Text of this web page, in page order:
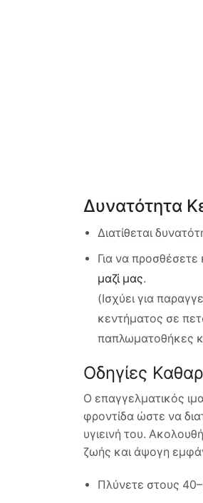
Δυνατότητα
Διατίθεται
Για να
μαζί μας.
(Ισχύει για
κεντήματος σε
παπλωματοθήκες
Οδηγίες
Ο επαγγελματικός
φροντίδα ώστε να
υγιεινή του.
ζωής και άψογη
Πλύνετε στους